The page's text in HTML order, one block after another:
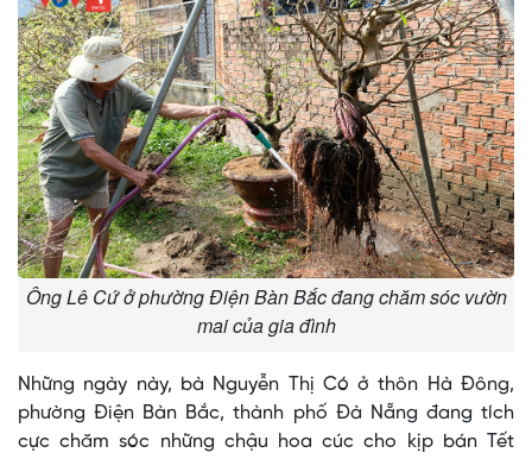
Ông Lê Cứ ở phường Điện Bàn Bắc đang chăm sóc vườn
mai của gia đình
Những ngày này, bà Nguyễn Thị Có ở thôn Hà Đông,
phường Điện Bàn Bắc, thành phố Đà Nẵng đang tích
cực chăm sóc những chậu hoa cúc cho kịp bán Tết